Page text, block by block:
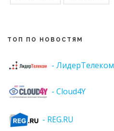
ТОП ПО НОВОСТЯМ
- ЛидерТелеком
- Cloud4Y
- REG.RU